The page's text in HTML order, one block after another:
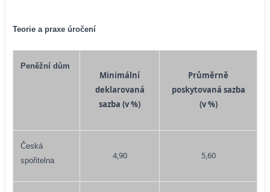
Teorie a praxe úročení
Peněžní dům
Minimální
deklarovaná
sazba (v %)
Průměrně
poskytovaná sazba
(v %)
Česká
spořitelna
4,90 5,60